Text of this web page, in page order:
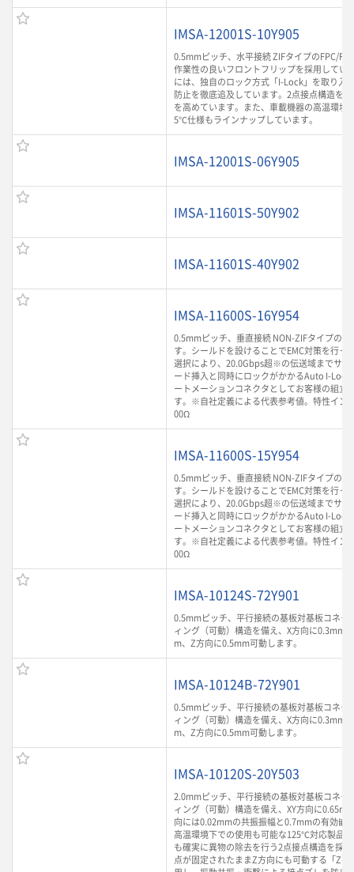
IMSA-12001S-10Y905
0.5mmピッチ、水平接続 ZIFタイプのFPC/
作業性の良いフロントフリップを採用してい
には、独自のロック方式「I-Lock」を取り入
防止を徹底追及しています。2点接点構造を
を高めています。また、車載機器の高温環境
5℃仕様もラインナップしています。
IMSA-12001S-06Y905
IMSA-11601S-50Y902
IMSA-11601S-40Y902
IMSA-11600S-16Y954
0.5mmピッチ、垂直接続 NON-ZIFタイプの
す。シールドを設けることでEMC対策を行っ
選択により、20.0Gbps超※の伝送域までサポ
ード挿入と同時にロックがかかるAuto I-Lock
ートメーションコネクタとしてお客様の組立
す。※自社定義による代表参考値。特性イ
00Ω
IMSA-11600S-15Y954
0.5mmピッチ、垂直接続 NON-ZIFタイプの
す。シールドを設けることでEMC対策を行っ
選択により、20.0Gbps超※の伝送域までサポ
ード挿入と同時にロックがかかるAuto I-Lock
ートメーションコネクタとしてお客様の組立
す。※自社定義による代表参考値。特性イ
00Ω
IMSA-10124S-72Y901
0.5mmピッチ、平行接続の基板対基板コネク
ィング（可動）構造を備え、X方向に0.3mm
m、Z方向に0.5mm可動します。
IMSA-10124B-72Y901
0.5mmピッチ、平行接続の基板対基板コネク
ィング（可動）構造を備え、X方向に0.3mm
m、Z方向に0.5mm可動します。
IMSA-10120S-20Y503
2.0mmピッチ、平行接続の基板対基板コネク
ィング（可動）構造を備え、XY方向に
向には0.02mmの共振振幅と0.7mmの有効嵌
高温環境下での使用も可能な125℃対応製品
も確実に異物の除去を行う2点接点構造を採
点が固定されたままZ方向にも可動する「Z-